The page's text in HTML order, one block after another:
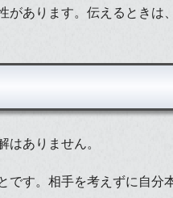
あります。伝えるときは
はありません。
す。相手を考えずに自分